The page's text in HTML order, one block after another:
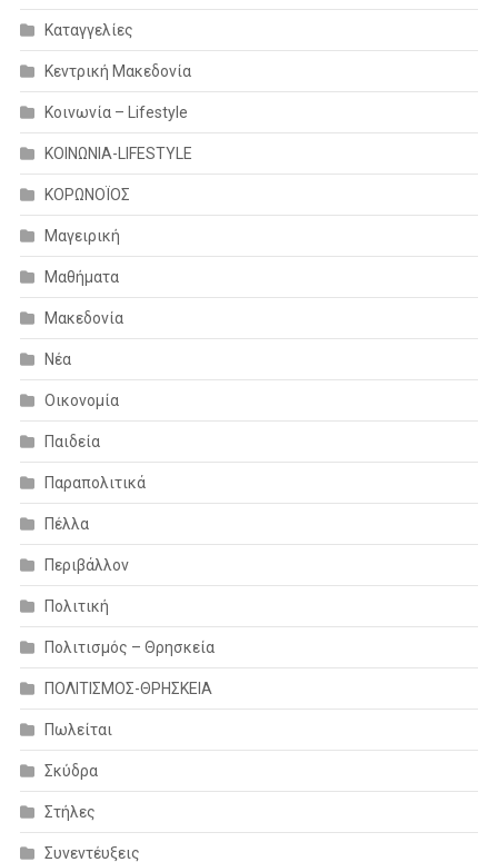
Καταγγελίες
Κεντρική Μακεδονία
Κοινωνία – Lifestyle
ΚΟΙΝΩΝΙΑ-LIFESTYLE
ΚΟΡΩΝΟΪΟΣ
Μαγειρική
Μαθήματα
Μακεδονία
Νέα
Οικονομία
Παιδεία
Παραπολιτικά
Πέλλα
Περιβάλλον
Πολιτική
Πολιτισμός – Θρησκεία
ΠΟΛΙΤΙΣΜΟΣ-ΘΡΗΣΚΕΙΑ
Πωλείται
Σκύδρα
Στήλες
Συνεντέυξεις